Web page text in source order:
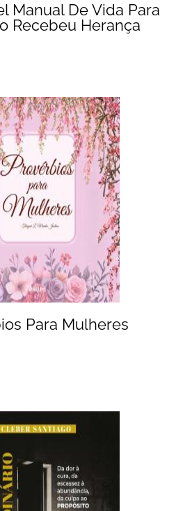
Manual De Vida Para
Recebeu Herança
Para Mulheres